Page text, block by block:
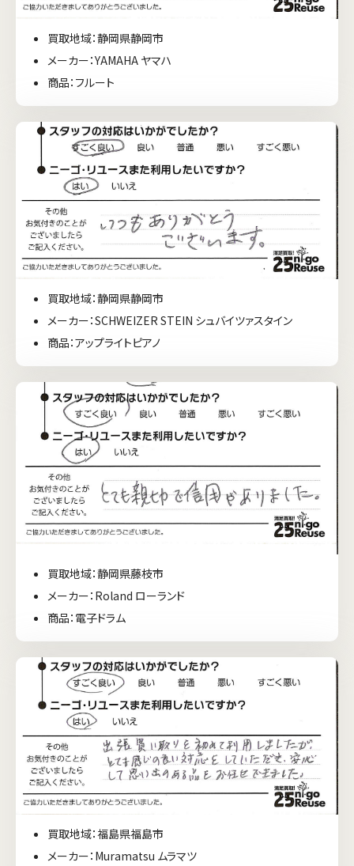
買取地域：静岡県静岡市
メーカー：YAMAHA ヤマハ
商品：フルート
買取地域：静岡県静岡市
メーカー：SCHWEIZER STEIN シュバイツァスタイン
商品：アップライトピアノ
買取地域：静岡県藤枝市
メーカー：Roland ローランド
商品：電子ドラム
買取地域：福島県福島市
メーカー：Muramatsu ムラマツ